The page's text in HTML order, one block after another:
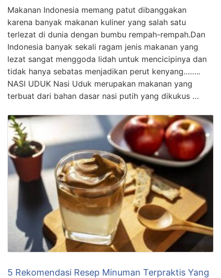
Makanan Indonesia memang patut dibanggakan
karena banyak makanan kuliner yang salah satu
terlezat di dunia dengan bumbu rempah-rempah.Dan
Indonesia banyak sekali ragam jenis makanan yang
lezat sangat menggoda lidah untuk mencicipinya dan
tidak hanya sebatas menjadikan perut kenyang……..
NASI UDUK Nasi Uduk merupakan makanan yang
terbuat dari bahan dasar nasi putih yang dikukus …
5 Rekomendasi Resep Minuman Terpraktis Yang